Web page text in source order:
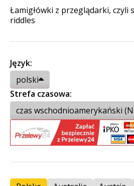
Łamigłówki z przeglądarki, czyli
riddles
Język:
polski
Strefa czasowa:
czas wschodnioamerykański